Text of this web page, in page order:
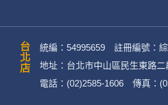
銷、客戶管理、會員管理及其他與第
姓名、地址、聯絡電話、電子郵件信
台北店
統編：54995659 註冊編號：
地址：台北市中山區民生東路二
電話：(02)2585-1606 傳真：